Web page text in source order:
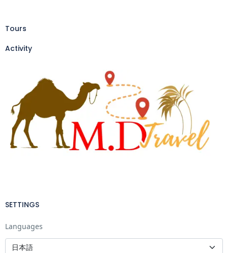
Tours
Activity
SETTINGS
Languages